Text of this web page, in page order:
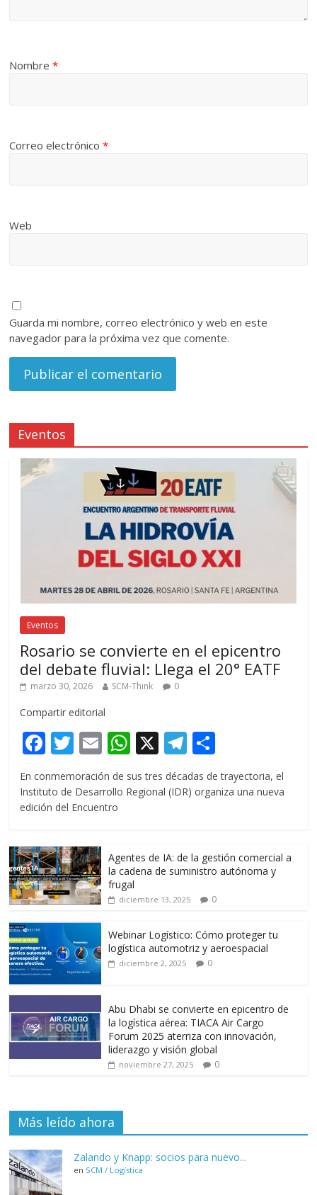
Nombre*
Correo electrónico*
Web
Guarda mi nombre, correo electrónico y web en este
navegador para la próxima vez que comente.
Eventos
Eventos
Rosario se convierte en el epicentro
del debate fluvial: Llega el 20° EATF
marzo 30, 2026 SCM-Think 0
Compartir editorial
F
e
b
o
k
T
itt
er
E
m
ai
l
W
at
p
p
X T
el
e
m
o
m
ti
r
En conmemoración de sus tres décadas de trayectoria, el
Instituto de Desarrollo Regional (IDR) organiza una nueva
edición del Encuentro
Agentes de IA: de la gestión comercial a
la cadena de suministro autónoma y
frugal
diciembre 13, 2025 0
Webinar Logístico: Cómo proteger tu
logística automotriz y aeroespacial
diciembre 2, 2025 0
Abu Dhabi se convierte en epicentro de
la logística aérea: TIACA Air Cargo
Forum 2025 aterriza con innovación,
liderazgo y visión global
noviembre 27, 2025 0
Más leído ahora
Zalando y Knapp: socios para nuevo...
en SCM / Logística